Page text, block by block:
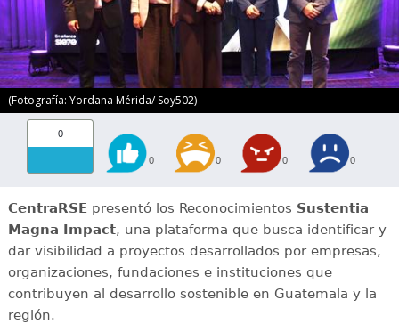
(Fotografía: Yordana Mérida/ Soy502)
0
0 0 0 0
CentraRSEpresentó los Reconocimientos Sustentia
Magna Impact, una plataforma que busca identificar y
dar visibilidad a proyectos desarrollados por empresas,
organizaciones, fundaciones e instituciones que
contribuyen al desarrollo sostenible en Guatemala y la
región.